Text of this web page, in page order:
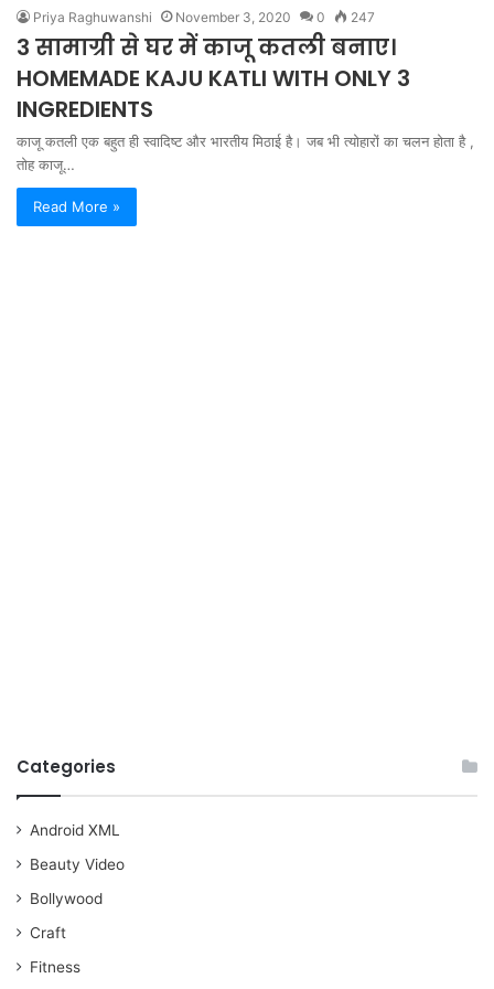
Priya Raghuwanshi November 3, 2020 0 247
3 सामाग्री से घर में काजू कतली बनाए।
HOMEMADE KAJU KATLI WITH ONLY 3
INGREDIENTS
काजू कतली एक बहुत ही स्वादिष्ट और भारतीय मिठाई है। जब भी त्योहारों का चलन होता है ,
तोह काजू…
Read More »
Categories
Android XML
Beauty Video
Bollywood
Craft
Fitness